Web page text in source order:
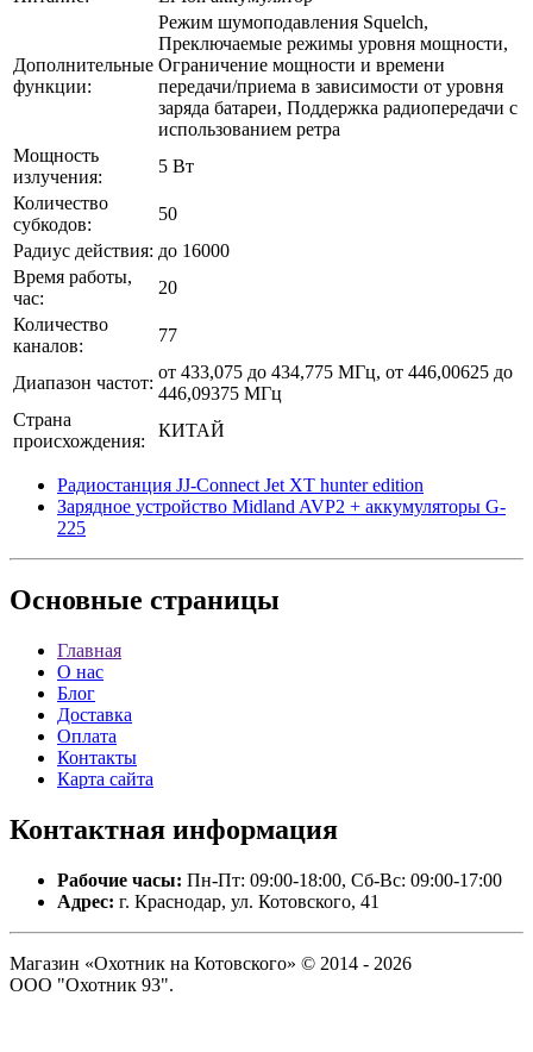
Дополнительные
функции:
Режим шумоподавления Squelch,
Преключаемые режимы уровня мощности,
Ограничение мощности и времени
передачи/приема в зависимости от уровня
заряда батареи, Поддержка радиопередачи с
использованием ретра
Мощность
излучения:
5 Вт
Количество
субкодов:
50
Радиус действия: до 16000
Время работы,
час:
20
Количество
каналов:
77
Диапазон частот:
от 433,075 до 434,775 МГц, от 446,00625 до
446,09375 МГц
Страна
происхождения:
КИТАЙ
Радиостанция JJ-Connect Jet XT hunter edition
Зарядное устройство Midland AVP2 + аккумуляторы G-
225
Основные страницы
Главная
О нас
Блог
Доставка
Оплата
Контакты
Карта сайта
Контактная информация
Рабочие часы: Пн-Пт: 09:00-18:00, Сб-Вс: 09:00-17:00
Адрес: г. Краснодар, ул. Котовского, 41
Магазин «Охотник на Котовского» © 2014 - 2026
ООО "Охотник 93".